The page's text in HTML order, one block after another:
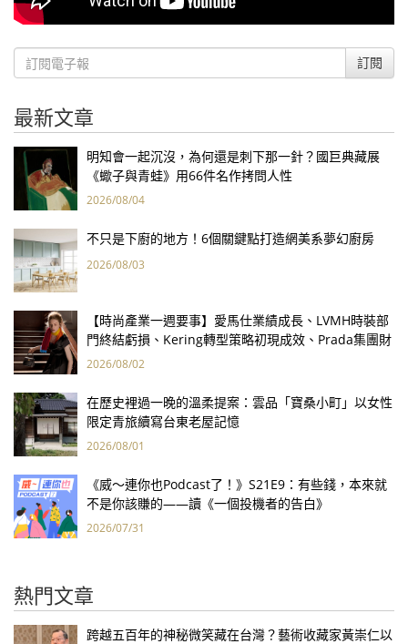
訂閱
最新文章
明知會一起沉沒，為何還是刺下那一針？國巨典藏展
《蠍子與青蛙》用66件名作拷問人性
2026/08/04
不只是下廚的地方！6個關鍵點打造網美系夢幻廚房
2026/08/03
【時尚產業一週要事】愛馬仕業績成長、LVMH時裝部
門終結虧損、Kering轉型策略初現成效、Prada集團財
報亮眼
2026/08/02
在歷史裡過一晚的溫柔提案：雲品「寶桑小町」以女性
限定青旅續寫台東老屋記憶
2026/08/01
《威～連你也Podcast了！》S21E9：有些錢，本來就
不是你該賺的——讀《一個投機者的告白》
2026/07/31
熱門文章
跨越五百年的神秘微笑藏在台灣？藝術收藏家黃崇仁以